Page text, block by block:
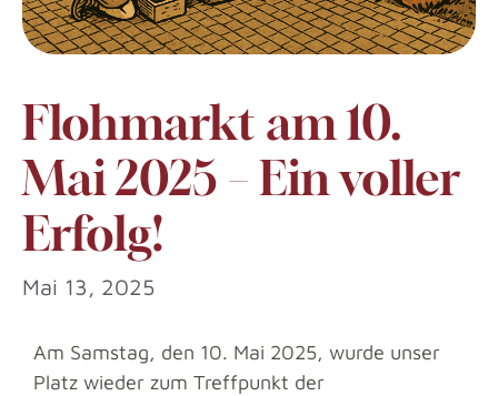
Flohmarkt am 10.
Mai 2025 – Ein voller
Erfolg!
Mai 13, 2025
Am Samstag, den 10. Mai 2025, wurde unser
Platz wieder zum Treffpunkt der